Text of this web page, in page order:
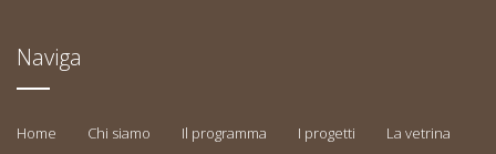
Naviga
Home Chi siamo Il programma I progetti
La vetrina